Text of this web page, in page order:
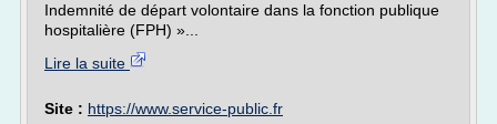
Indemnité de départ volontaire dans la fonction publique
hospitalière (FPH) »...
Lire la suite
Site : https://www.service-public.fr